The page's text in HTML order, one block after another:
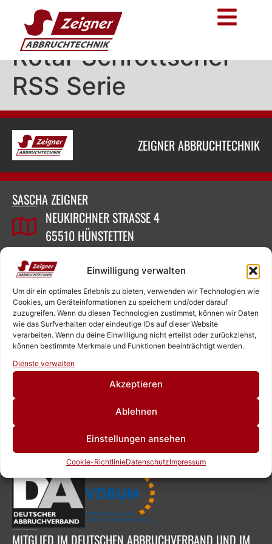
Einwilligung verwalten
Um dir ein optimales Erlebnis zu bieten, verwenden wir Technologien wie
Cookies, um Geräteinformationen zu speichern und/oder darauf
zuzugreifen. Wenn du diesen Technologien zustimmst, können wir Daten
wie das Surfverhalten oder eindeutige IDs auf dieser Website
verarbeiten. Wenn du deine Einwilligung nicht erteilst oder zurückziehst,
können bestimmte Merkmale und Funktionen beeinträchtigt werden.
Dienste verwalten
Akzeptieren
Ablehnen
Einstellungen ansehen
Cookie-RichtlinieDatenschutzImpressum
Rotar Schrottscher
RSS Serie
ZEIGNER ABBRUCHTECHNIK
SASCHA ZEIGNER
NEUKIRCHNER STRASSE 4
65510 HÜNSTETTEN
+49 6126 9843960‬
OFFICE@ZEIGNER.EU
SOCIAL MEDIA
ÖFFNUNGSZEITEN
MONTAG – FREITAG
MITGLIED IM DEUTSCHEN ABBRUCHVERBAND UND IM
Rufen Sie uns an!